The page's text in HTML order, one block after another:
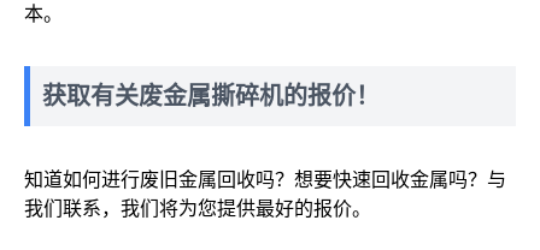
本。
获取有关废金属撕碎机的报价！
知道如何进行废旧金属回收吗？想要快速回收金属吗？与
我们联系，我们将为您提供最好的报价。